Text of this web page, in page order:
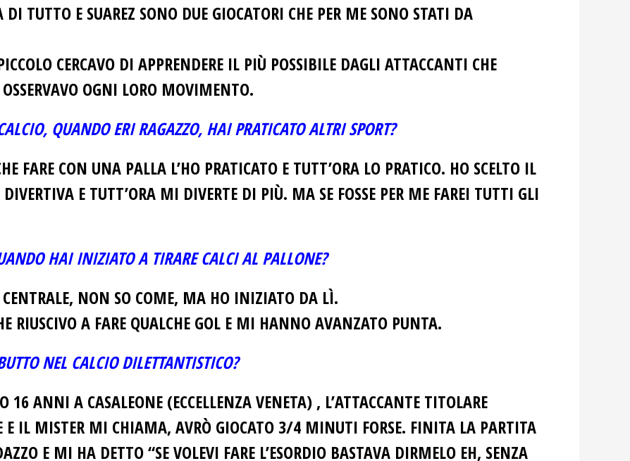
TUTTO E SUAREZ SONO DUE GIOCATORI CHE PER ME SONO STATI DA
CERCAVO DI APPRENDERE IL PIÙ POSSIBILE DAGLI ATTACCANTI CHE
OGNI LORO MOVIMENTO.
QUANDO ERI RAGAZZO, HAI PRATICATO ALTRI SPORT?
FARE CON UNA PALLA L’HO PRATICATO E TUTT’ORA LO PRATICO. HO SCELTO IL
E TUTT’ORA MI DIVERTE DI PIÙ. MA SE FOSSE PER ME FAREI TUTTI GLI
HAI INIZIATO A TIRARE CALCI AL PALLONE?
NON SO COME, MA HO INIZIATO DA LÌ.
RIUSCIVO A FARE QUALCHE GOL E MI HANNO AVANZATO PUNTA.
NEL CALCIO DILETTANTISTICO?
16 ANNI A CASALEONE (ECCELLENZA VENETA) , L’ATTACCANTE TITOLARE
E IL MISTER MI CHIAMA, AVRÒ GIOCATO 3/4 MINUTI FORSE. FINITA LA PARTITA
E MI HA DETTO “SE VOLEVI FARE L’ESORDIO BASTAVA DIRMELO EH, SENZA